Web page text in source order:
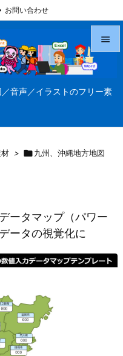
音声／イラストのフリー素




お問い合わせ
> 九州、沖縄地方地図
ータマップ（パワー
ータの視覚化に